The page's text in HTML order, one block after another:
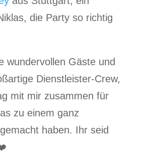
die Party so richtig
wundervollen Gäste und
Dienstleister-Crew,
mit mir zusammen für
zu einem ganz
haben. Ihr seid